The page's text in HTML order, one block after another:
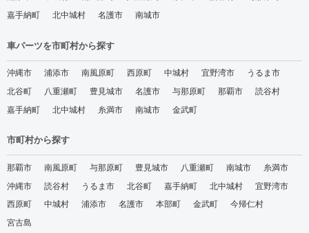
嘉手納町
北中城村 名護市 南城市
車パーツを市町村から探す
沖縄市 浦添市 南風原町 西原町 中城村 宜野湾市
うるま市
北谷町
八重瀬町 豊見城市 名護市 与那原町 那覇市
読谷村
嘉手納町
北中城村 糸満市 南城市 金武町
市町村から探す
那覇市 南風原町 与那原町 豊見城市 八重瀬町 南城市
糸満市
沖縄市
読谷村 うるま市 北谷町 嘉手納町 北中城村
宜野湾市
西原町
中城村 浦添市 名護市 本部町 金武町
今帰仁村
宮古島